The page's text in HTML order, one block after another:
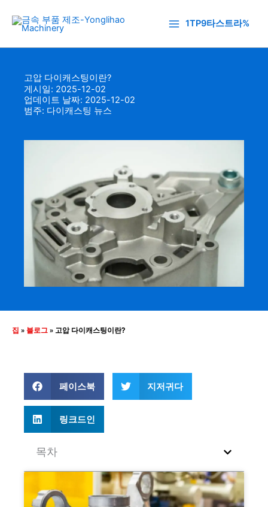
로
1TP9타스트라%
고압 다이캐스팅이란?
게시일: 2025-12-02
업데이트 날짜: 2025-12-02
범주: 다이캐스팅 뉴스
집 » 블로그»고압 다이캐스팅이란?
페이스북 지저귀다
링크드인
목차